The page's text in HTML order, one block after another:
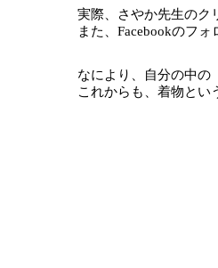
実際、さやか先生のク
また、Facebookのフ
なにより、自分の中の
これからも、着物とい